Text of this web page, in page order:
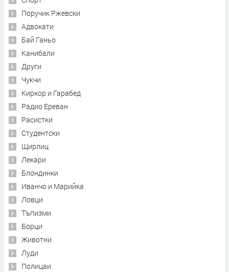
Поручик Ржевски
Адвокати
Бай Ганьо
Канибали
Други
Чукчи
Киркор и Гарабед
Радио Ереван
Расистки
Студентски
Щирлиц
Лекари
Блондинки
Иванчо и Марийка
Ловци
Тъпизми
Борци
Животни
Луди
Полицаи